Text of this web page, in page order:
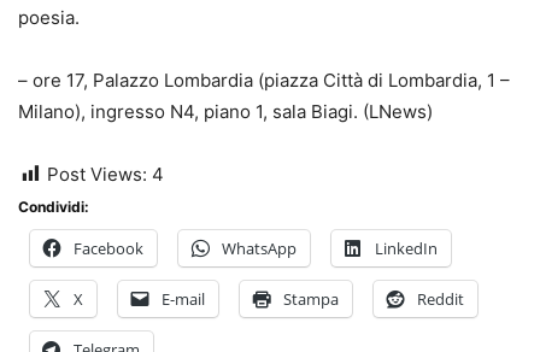
poesia.
– ore 17, Palazzo Lombardia (piazza Città di Lombardia, 1 –
Milano), ingresso N4, piano 1, sala Biagi. (LNews)
Post Views: 4
Condividi:
Facebook WhatsApp LinkedIn
X E-mail Stampa Reddit